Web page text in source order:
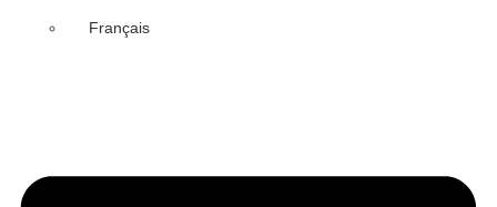
Français